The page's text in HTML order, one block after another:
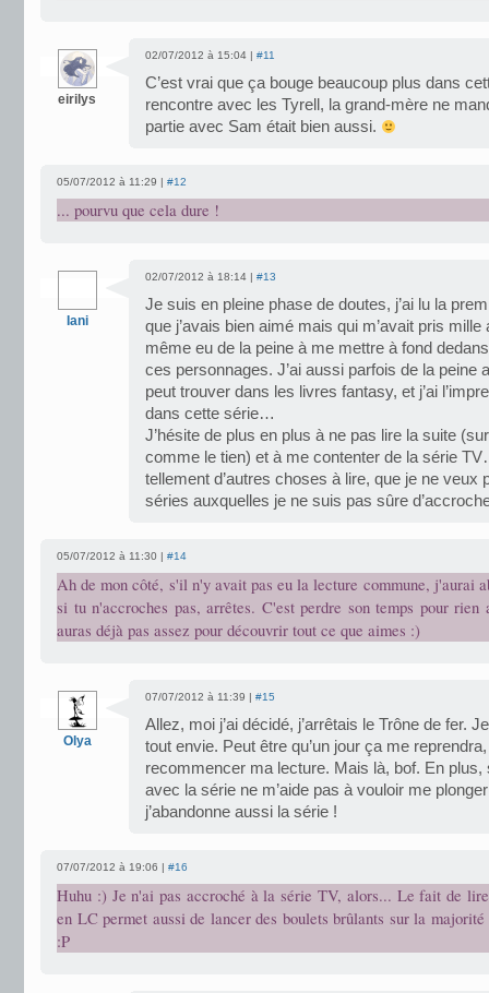
eirilys
02/07/2012 à 15:04 | #11
C’est vrai que ça bouge beaucoup plus dans
rencontre avec les Tyrell, la grand-mère ne
partie avec Sam était bien aussi.
05/07/2012 à 11:29 | #12
... pourvu que cela dure !
Iani
02/07/2012 à 18:14 | #13
Je suis en pleine phase de doutes, j’ai lu la
que j’avais bien aimé mais qui m’avait pris mille
même eu de la peine à me mettre à fond
ces personnages. J’ai aussi parfois de la peine
peut trouver dans les livres fantasy, et j’ai
dans cette série…
J’hésite de plus en plus à ne pas lire la suite
comme le tien) et à me contenter de la série
tellement d’autres choses à lire, que je ne veux
séries auxquelles je ne suis pas sûre
05/07/2012 à 11:30 | #14
Ah de mon côté, s'il n'y avait pas eu la lecture commune, j'aurai
si tu n'accroches pas, arrêtes. C'est perdre son temps pour rien
auras déjà pas assez pour découvrir tout ce que aimes :)
Olya
07/07/2012 à 11:39 | #15
Allez, moi j’ai décidé, j’arrêtais le Trône de fer.
tout envie. Peut être qu’un jour ça me
recommencer ma lecture. Mais là, bof. En plus,
avec la série ne m’aide pas à vouloir me
j’abandonne aussi la série !
07/07/2012 à 19:06 | #16
Huhu :) Je n'ai pas accroché à la série TV, alors... Le fait de
en LC permet aussi de lancer des boulets brûlants sur la majorité
:P